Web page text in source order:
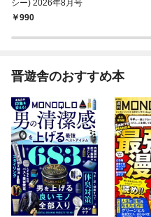
シー) 2026年8月号
990
晋遊舎のおすすめ本